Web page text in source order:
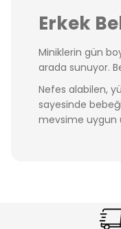
Erkek
Miniklerin gün
arada sunuyor.
Nefes alabilen,
sayesinde
mevsime uygun